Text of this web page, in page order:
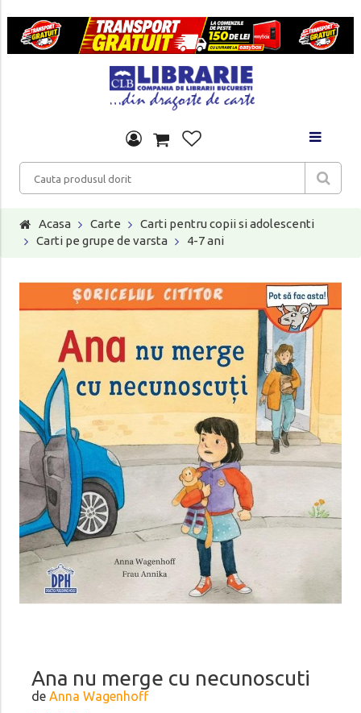
Acasa Carte
Carti pentru copii si adolescenti
Carti pe grupe de varsta
4-7 ani
Ana nu merge cu necunoscuti
de Anna Wagenhoff